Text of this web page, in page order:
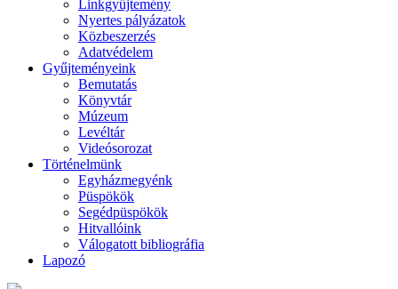
Linkgyűjtemény
Nyertes pályázatok
Közbeszerzés
Adatvédelem
Gyűjteményeink
Bemutatás
Könyvtár
Múzeum
Levéltár
Videósorozat
Történelmünk
Egyházmegyénk
Püspökök
Segédpüspökök
Hitvallóink
Válogatott bibliográfia
Lapozó